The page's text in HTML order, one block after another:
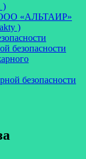
)
«АЛЬТАИР»
)
безопасности
безопасности